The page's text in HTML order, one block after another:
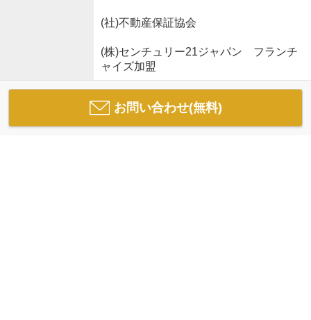
(社)不動産保証協会
(株)センチュリー21ジャパン フランチ
ャイズ加盟
お問い合わせ(無料)